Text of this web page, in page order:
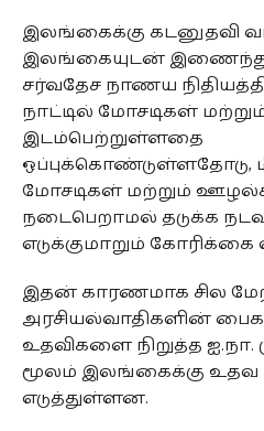
இலங்கைக்கு கடனுதவி
இலங்கையுடன் இணைந்து
சர்வதேச நாணய
நாட்டில் மோசடிகள்
இடம்பெற்றுள்ளதை
ஒப்புக்கொண்டுள்ளதோடு,
மோசடிகள் மற்றும்
நடைபெறாமல் தடுக்க
எடுக்குமாறும் கோரிக்கை
இதன் காரணமாக சில
அரசியல்வாதிகளின்
உதவிகளை நிறுத்த
மூலம் இலங்கைக்கு உதவ
எடுத்துள்ளன.